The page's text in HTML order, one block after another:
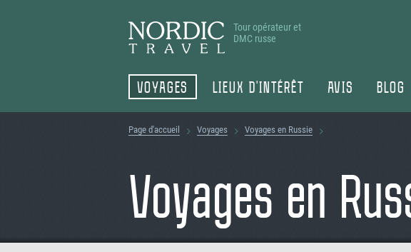
Tour opérateur et
DMC russe
VOYAGES LIEUX D'INTÉRÊT AVIS BLOG
Page d'accueil Voyages Voyages en Russie
Voyages en